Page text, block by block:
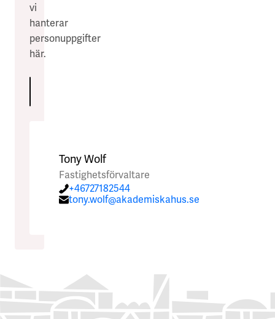
vi
hanterar
personuppgifter
här.
Tony Wolf
Fastighetsförvaltare
+46727182544
tony.wolf@akademiskahus.se